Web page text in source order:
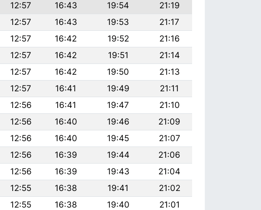
12:57 16:43 19:54
21:19
12:57 16:43 19:53
21:17
12:57 16:42 19:52
21:16
12:57 16:42 19:51
21:14
12:57 16:42 19:50
21:13
12:57 16:41 19:49
21:11
12:56 16:41 19:47
21:10
12:56 16:40 19:46
21:09
12:56 16:40 19:45
21:07
12:56 16:39 19:44
21:06
12:56 16:39 19:43
21:04
12:55 16:38 19:41
21:02
12:55 16:38 19:40
21:01